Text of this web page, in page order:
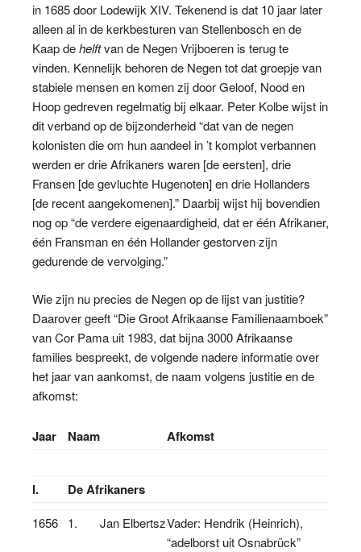
in 1685 door Lodewijk XIV. Tekenend is dat 10 jaar later
alleen al in de kerkbesturen van Stellenbosch en de
Kaap dehelftvan de Negen Vrijboeren is terug te
vinden. Kennelijk behoren de Negen tot dat groepje van
stabiele mensen en komen zij door Geloof, Nood en
Hoop gedreven regelmatig bij elkaar. Peter Kolbe wijst in
dit verband op de bijzonderheid “dat van de negen
kolonisten die om hun aandeel in ’t komplot verbannen
werden er drie Afrikaners waren [de eersten], drie
Fransen [de gevluchte Hugenoten] en drie Hollanders
[de recent aangekomenen].” Daarbij wijst hij bovendien
nog op “de verdere eigenaardigheid, dat er één Afrikaner,
één Fransman en één Hollander gestorven zijn
gedurende de vervolging.”
Wie zijn nu precies de Negen op de lijst van justitie?
Daarover geeft “Die Groot Afrikaanse Familienaamboek”
van Cor Pama uit 1983, dat bijna 3000 Afrikaanse
families bespreekt, de volgende nadere informatie over
het jaar van aankomst, de naam volgens justitie en de
afkomst:
Jaar Naam Afkomst
I. De Afrikaners
1656 1. Jan ElbertszVader: Hendrik (Heinrich),
“adelborst uit Osnabrück”